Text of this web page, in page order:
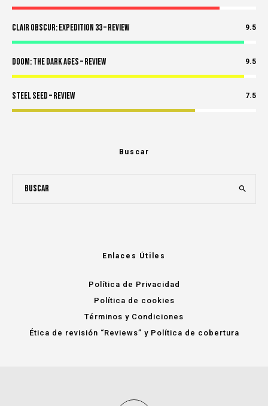
Clair Obscur: Expedition 33 – Review 9.5
Doom: The Dark Ages – Review 9.5
Steel Seed – Review 7.5
Buscar
Enlaces Útiles
Política de Privacidad
Política de cookies
Términos y Condiciones
Ética de revisión “Reviews” y Política de cobertura